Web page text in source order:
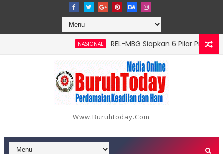
NASIONAL
‎REL-MBG Siapkan 6 Pilar Program
Serangan, Hutama Karya Uji Coba Contraflow di KM 55
Www.buruhtoday.com